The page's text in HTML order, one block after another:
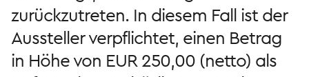
zurückzutreten. In diesem Fall ist der
Aussteller verpflichtet, einen Betrag
in Höhe von EUR 250,00 (netto) als